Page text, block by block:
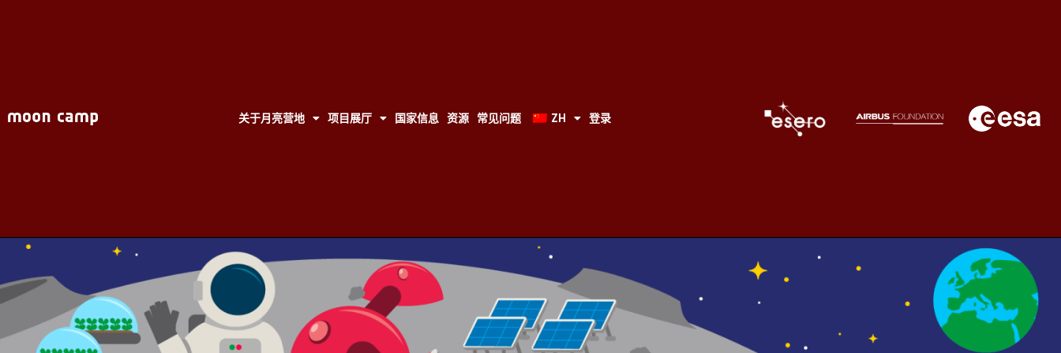
关于月亮营地 项目展厅 国家信息 资源 常见问题 ZH 登录